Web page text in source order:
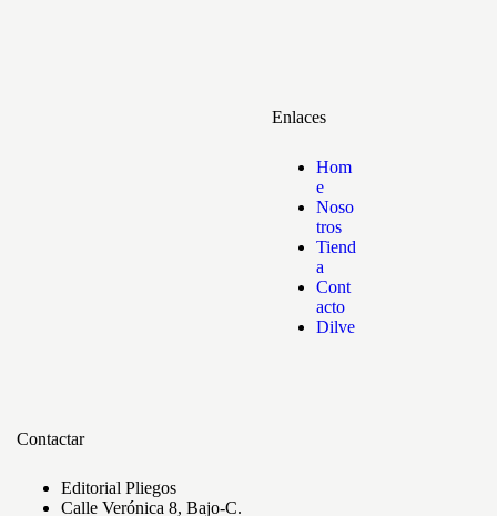
Enlaces
Hom
e
Noso
tros
Tiend
a
Cont
acto
Dilve
Contactar
Editorial Pliegos
Calle Verónica 8, Bajo-C.